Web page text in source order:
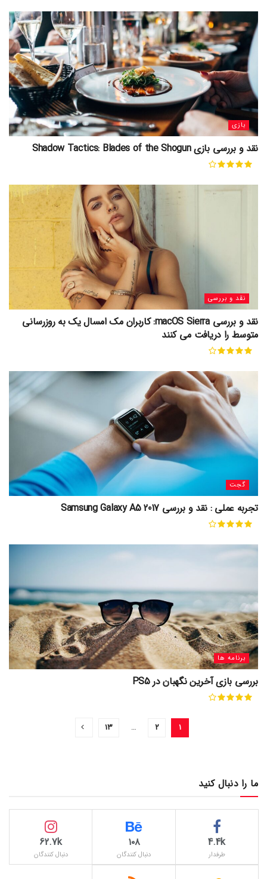
بازی
نقد و بررسی بازی Shadow Tactics: Blades of the Shogun
نقد و بررسی
نقد و بررسی macOS Sierra: کاربران مک امسال یک به روزرسانی
متوسط را دریافت می کنند
گجت
تجربه عملی : نقد و بررسی Samsung Galaxy A5 2017
برنامه ها
بررسی بازی آخرین نگهبان در PS5
۱ ۲ … ۱۳
ما را دنبال کنید
4.4k
طرفدار
۱۰۸
دنبال کنندگان
62.7k
دنبال کنندگان